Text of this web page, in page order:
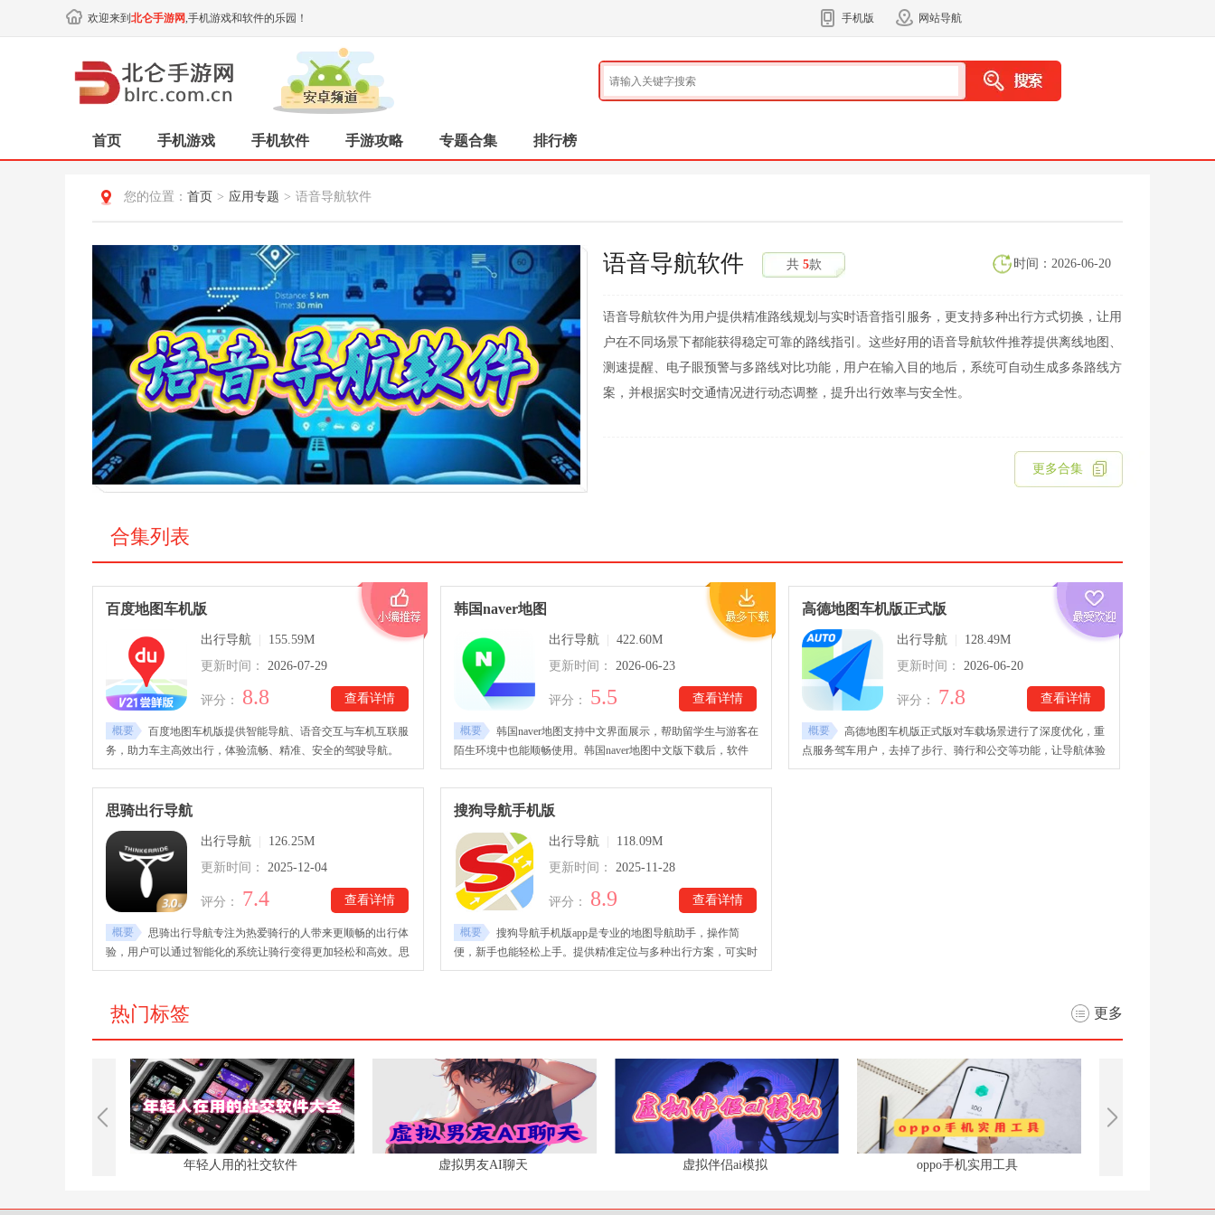
欢迎来到 北仑手游网,手机游戏和软件的乐园！ 手机版 网站导航
首页 手机游戏 手机软件 手游攻略 专题合集 排行榜
您的位置： 首页 > 应用专题 > 语音导航软件
语音导航软件 共 5款 时间：2026-06-20
语音导航软件为用户提供精准路线规划与实时语音指引服务，更支持多种出行方式切换，让用
户在不同场景下都能获得稳定可靠的路线指引。这些好用的语音导航软件推荐提供离线地图、
测速提醒、电子眼预警与多路线对比功能，用户在输入目的地后，系统可自动生成多条路线方
案，并根据实时交通情况进行动态调整，提升出行效率与安全性。
更多合集
合集列表
百度地图车机版
出行导航
155.59M
更新时间：
2026-07-29
查看详情
评分： 8.8
概要
百度地图车机版提供智能导航、语音交互与车机互联服
务，助力车主高效出行，体验流畅、精准、安全的驾驶导航。
韩国naver地图
出行导航
422.60M
更新时间：
2026-06-23
查看详情
评分： 5.5
概要
韩国naver地图支持中文界面展示，帮助留学生与游客在
陌生环境中也能顺畅使用。韩国naver地图中文版下载后，软件
内置完整韩国地区地图数据，出行信息覆盖全面，无论是城市主
干道还是小众区域，都能清晰呈现路线与位置指引。还提供便捷
的搜索入口，可快速查找公交、地铁等公共交通站点，同时整合
高德地图车机版正式版
出行导航
128.49M
更新时间：
2026-06-20
查看详情
评分： 7.8
概要
高德地图车机版正式版对车载场景进行了深度优化，重
点服务驾车用户，去掉了步行、骑行和公交等功能，让导航体验
更加纯粹。高德地图车机版正式版下载安装后，软件支持智能规
思骑出行导航
出行导航
126.25M
更新时间：
2025-12-04
查看详情
评分： 7.4
概要
思骑出行导航专注为热爱骑行的人带来更顺畅的出行体
验，用户可以通过智能化的系统让骑行变得更加轻松和高效。思
骑出行导航下载安装后，用户可以直接实时获取路线信息、速
航功能让用户无需频繁低头看屏幕，就能安全前行，同时精准的
定位服务也能快速找到附近的网点。整体操作便捷，功能全面，
搜狗导航手机版
出行导航
118.09M
更新时间：
2025-11-28
查看详情
评分： 8.9
概要
搜狗导航手机版app是专业的地图导航助手，操作简
便，新手也能轻松上手。提供精准定位与多种出行方案，可实时
查看路段交通状况，并智能推荐最佳路线，让出行更高效顺畅。
热门标签 更多
年轻人用的社交软件 虚拟男友AI聊天 虚拟伴侣ai模拟 oppo手机实用工具